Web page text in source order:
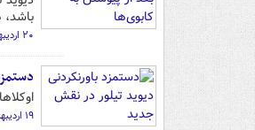
باشد،
۲۰ اردیبهشت ۰۳ - ۰۹:۲۵
۱۹ اردیبهشت ۰۳ - ۱۴:۲۸